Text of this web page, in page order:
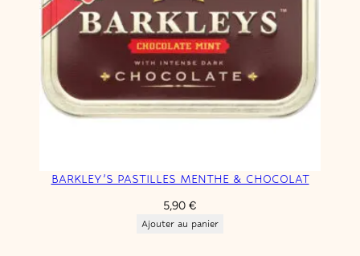
BARKLEY’S PASTILLES MENTHE & CHOCOLAT
5,90 €
Ajouter au panier